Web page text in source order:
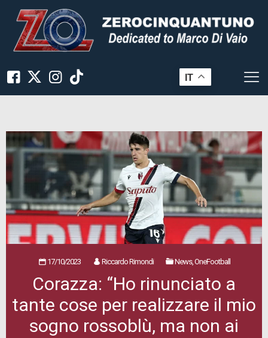
IT
17/10/2023 Riccardo Rimondi News, OneFootball
Corazza: “Ho rinunciato a
tante cose per realizzare il mio
sogno rossoblù, ma non ai